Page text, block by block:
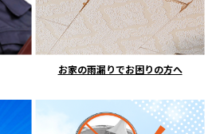
お家の雨漏りでお困りの方へ